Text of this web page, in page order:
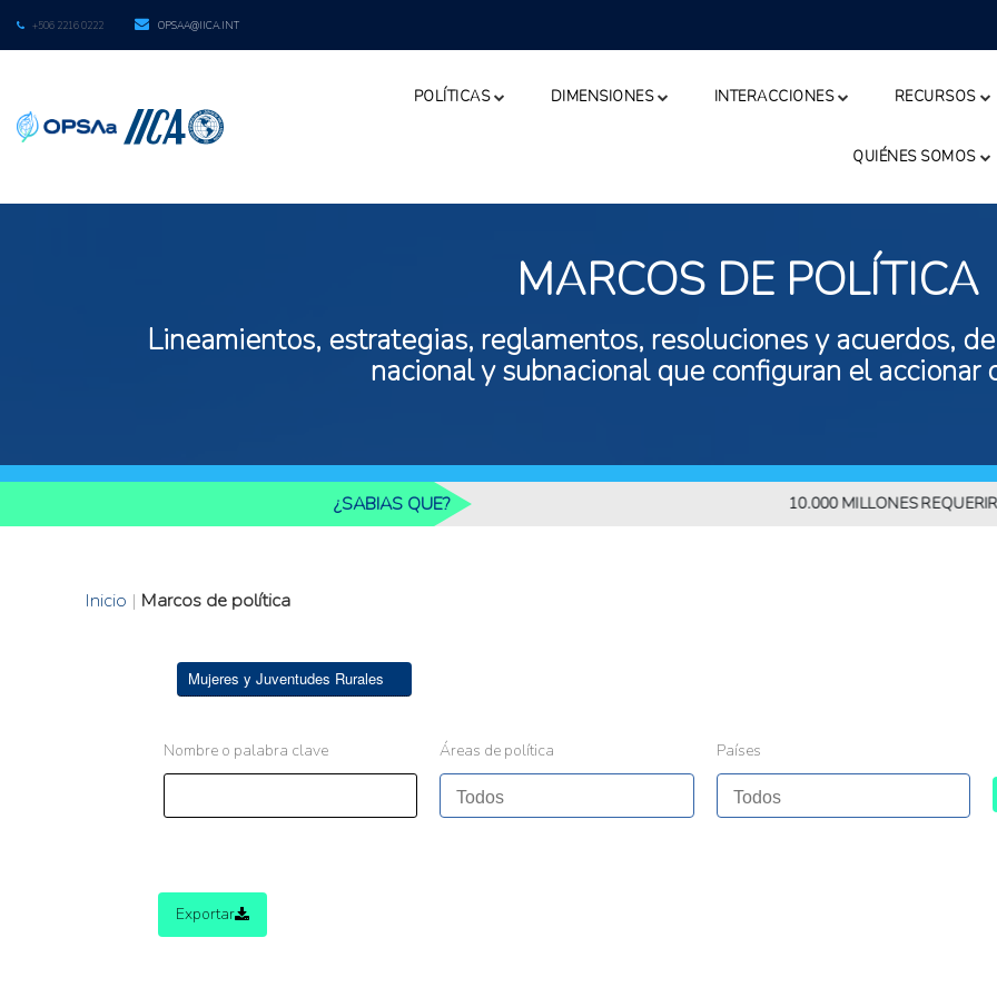
+506 2216 0222 OPSAA@IICA.INT
POLÍTICAS DIMENSIONES INTERACCIONES RECURSOS
QUIÉNES SOMOS
MARCOS DE POLÍTICA
Lineamientos, estrategias, reglamentos, resoluciones y acuerdos,
nacional y subnacional que configuran el accionar
¿SABIAS QUE? 10.000 MILLONES REQUERIRÁN
Inicio | Marcos de política
Mujeres y Juventudes Rurales
Nombre o palabra clave Áreas de política Países
Exportar